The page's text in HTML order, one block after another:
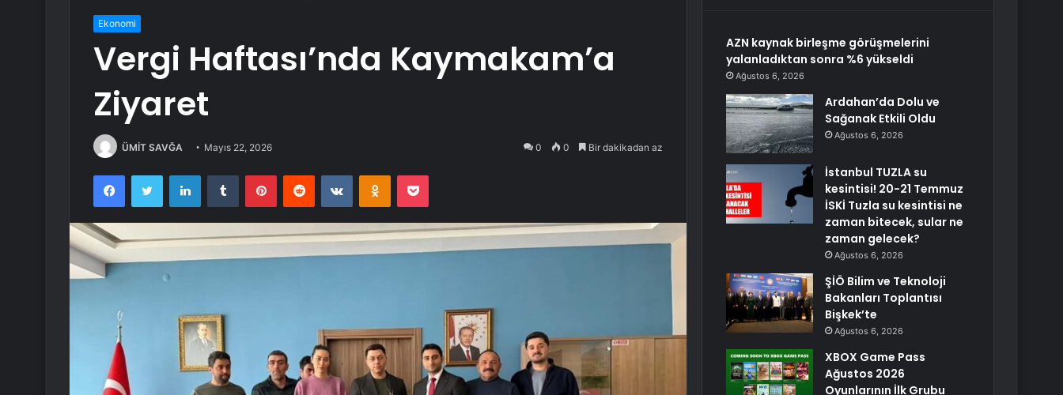
Ekonomi
Vergi Haftası’nda Kaymakam’a
Ziyaret
ÜMİT SAVĞA Mayıs 22, 2026 0 0 Bir dakikadan az
FacebookTwitter LinkedInTumblr PinterestReddit VKontakteOdnoklassniki
Pocket
AZN kaynak birleşme görüşmelerini
yalanladıktan sonra %6 yükseldi
Ağustos 6, 2026
Ardahan’da Dolu ve
Sağanak Etkili Oldu
Ağustos 6, 2026
İstanbul TUZLA su
kesintisi! 20-21 Temmuz
İSKİ Tuzla su kesintisi ne
zaman bitecek, sular ne
zaman gelecek?
Ağustos 6, 2026
ŞİÖ Bilim ve Teknoloji
Bakanları Toplantısı
Bişkek’te
Ağustos 6, 2026
XBOX Game Pass
Ağustos 2026
Oyunlarının İlk Grubu